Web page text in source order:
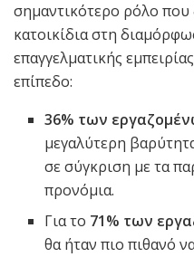
σημαντικότερο ρόλο που
κατοικίδια στη
επαγγελματικής
επίπεδο:
36% των
μεγαλύτερη
σε σύγκριση με τα
προνόμια.
Για το 71% των
θα ήταν πιο πιθανό